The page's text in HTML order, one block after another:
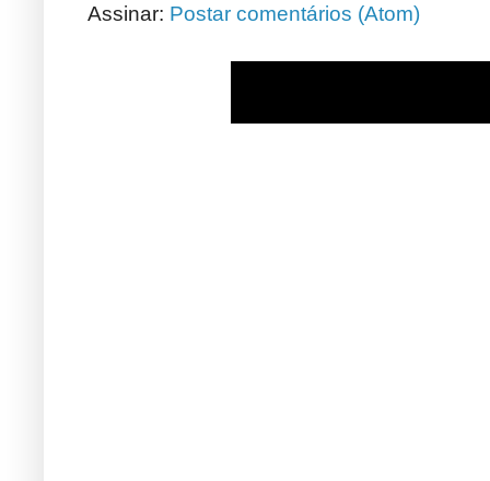
Assinar: Postar comentários (Atom)